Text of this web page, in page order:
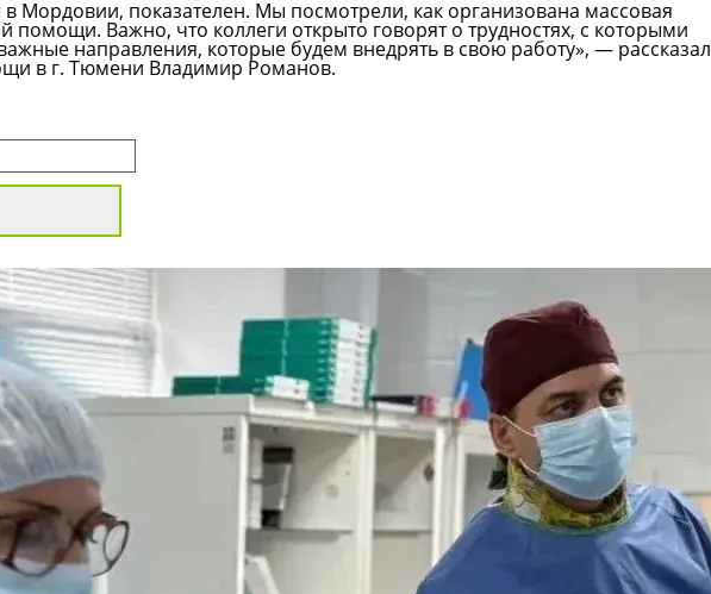
в Мордовии, показателен. Мы посмотрели, как организована массовая
помощи. Важно, что коллеги открыто говорят о трудностях, с которыми
направления, которые будем внедрять в свою работу», — рассказал
в г. Тюмени Владимир Романов.